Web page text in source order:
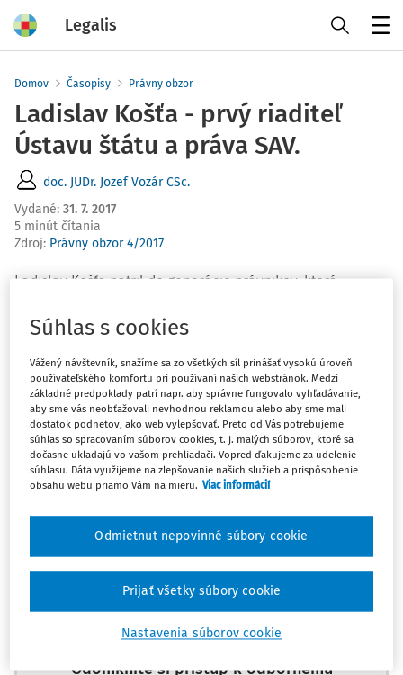
Legalis
Domov Časopisy Právny obzor
Ladislav Košťa - prvý riaditeľ
Ústavu štátu a práva SAV.
doc. JUDr. Jozef Vozár CSc.
Vydané: 31. 7. 2017
5 minút čítania
Zdroj: Právny obzor 4/2017
Ladislav Košťa patril do generácie právnikov, ktorá
rokoch minulého storočia. Hneď po ukončení štúdia v ro
Máte predplatné? Prihláste sa
začiatok...
Celý odborný obsah z tejto oblasti je
dostupný predplatiteľom portálu.
Odomknite si prístup k odbornému
Súhlas s cookies
Vážený návštevník, snažíme sa zo všetkých síl prinášať vysokú úroveň
používateľského komfortu pri používaní našich webstránok. Medzi
základné predpoklady patrí napr. aby správne fungovalo vyhľadávanie,
aby sme vás neobťažovali nevhodnou reklamou alebo aby sme mali
dostatok podnetov, ako web vylepšovať. Preto od Vás potrebujeme
súhlas so spracovaním súborov cookies, t. j. malých súborov, ktoré sa
dočasne ukladajú vo vašom prehliadači. Vopred ďakujeme za udelenie
súhlasu. Dáta využijeme na zlepšovanie našich služieb a prispôsobenie
obsahu webu priamo Vám na mieru. Viac informácií
Nastavenia súborov cookie
Odmietnut nepovinné súbory cookie
Prijať všetky súbory cookie